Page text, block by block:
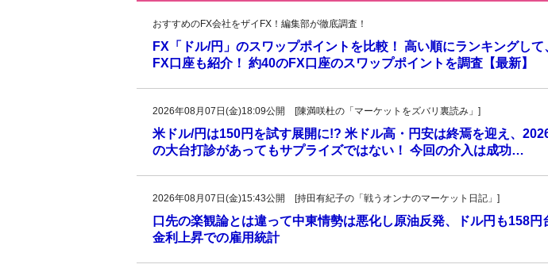
おすすめのFX会社をザイFX！編集部が徹底調査！
FX「ドル/円」のスワップポイントを比較！ 高い順にランキングし
FX口座も紹介！ 約40のFX口座のスワップポイントを調査【最新】
2026年08月07日(金)18:09公開 [陳満咲杜の「マーケットをズバリ裏読み」]
米ドル/円は150円を試す展開に!? 米ドル高・円安は終焉を迎え、
の大台打診があってもサプライズではない！ 今回の介入は成功…
2026年08月07日(金)15:43公開 [持田有紀子の「戦うオンナのマーケット日記」]
口先の楽観論とは違って中東情勢は悪化し原油反発、ドル円も158円
金利上昇での雇用統計